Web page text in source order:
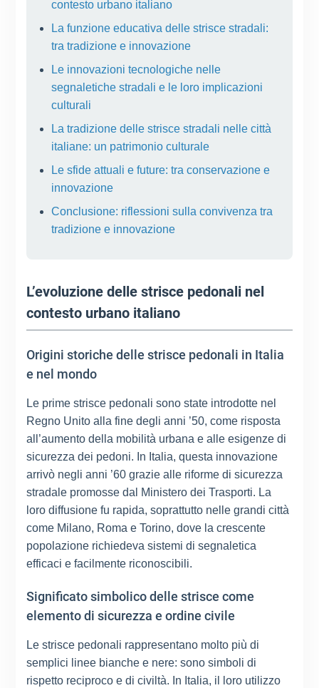
contesto urbano italiano
La funzione educativa delle strisce stradali:
tra tradizione e innovazione
Le innovazioni tecnologiche nelle
segnaletiche stradali e le loro implicazioni
culturali
La tradizione delle strisce stradali nelle città
italiane: un patrimonio culturale
Le sfide attuali e future: tra conservazione e
innovazione
Conclusione: riflessioni sulla convivenza tra
tradizione e innovazione
L’evoluzione delle strisce pedonali nel
contesto urbano italiano
Origini storiche delle strisce pedonali in Italia
e nel mondo
Le prime strisce pedonali sono state introdotte nel
Regno Unito alla fine degli anni ’50, come risposta
all’aumento della mobilità urbana e alle esigenze di
sicurezza dei pedoni. In Italia, questa innovazione
arrivò negli anni ’60 grazie alle riforme di sicurezza
stradale promosse dal Ministero dei Trasporti. La
loro diffusione fu rapida, soprattutto nelle grandi città
come Milano, Roma e Torino, dove la crescente
popolazione richiedeva sistemi di segnaletica
efficaci e facilmente riconoscibili.
Significato simbolico delle strisce come
elemento di sicurezza e ordine civile
Le strisce pedonali rappresentano molto più di
semplici linee bianche e nere: sono simboli di
rispetto reciproco e di civiltà. In Italia, il loro utilizzo